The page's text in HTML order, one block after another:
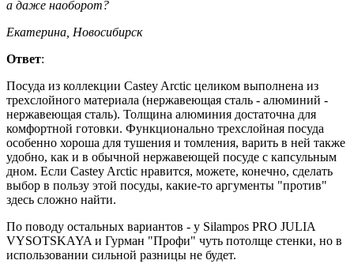
а даже наоборот?
Екатерина, Новосибирск
Ответ:
Посуда из коллекции Castey Arctic целиком выполнена из
трехслойного материала (нержавеющая сталь - алюминий -
нержавеющая сталь). Толщина алюминия достаточна для
комфортной готовки. Функционально трехслойная посуда
особенно хороша для тушения и томления, варить в ней также
удобно, как и в обычной нержавеющей посуде с капсульным
дном. Если Castey Arctic нравится, можете, конечно, сделать
выбор в пользу этой посуды, какие-то аргументы "против"
здесь сложно найти.
По поводу остальных вариантов - у Silampos PRO JULIA
VYSOTSKAYA и Гурман "Профи" чуть потолще стенки, но в
использовании сильной разницы не будет.